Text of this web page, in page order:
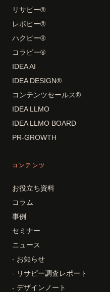
リサピー®
レポピー®
ハクピー®
コラピー®
IDEA AI
IDEA DESIGN®
コンテンツセールス®
IDEA LLMO
IDEA LLMO BOARD
PR-GROWTH
コンテンツ
お役立ち資料
コラム
事例
セミナー
ニュース
- お知らせ
- リサピー調査レポート
- デザインノート